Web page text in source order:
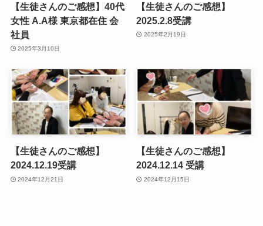
【生徒さんのご感想】40代
女性 A.A様 東京都在住 会
社員
2025年3月10日
【生徒さんのご感想】
2025.2.8受講
2025年2月19日
【生徒さんのご感想】
2024.12.19受講
2024年12月21日
【生徒さんのご感想】
2024.12.14 受講
2024年12月15日